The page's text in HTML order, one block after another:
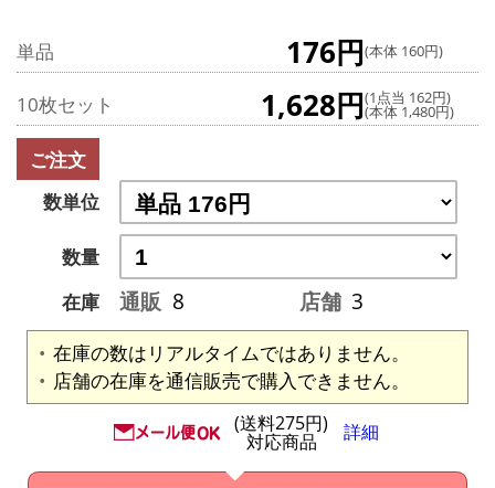
単品 176円(本体 160円)
10枚セット 1,628円(1点当 162円)
(本体 1,480円)
ご注文
数単位
数量
在庫
通販 8 店舗 3
在庫の数はリアルタイムではありません。
店舗の在庫を通信販売で購入できません。
(送料275円)
対応商品 詳細